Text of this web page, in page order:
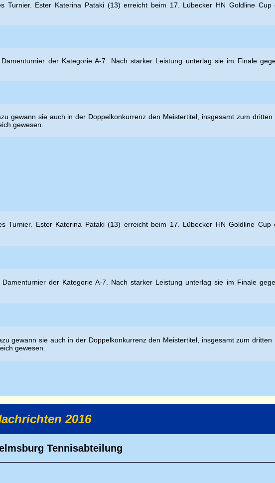
Turnier. Ester Katerina Pataki (13) erreicht beim 17. Lübecker HN Goldline
der Kategorie A-7. Nach starker Leistung unterlag sie im Finale
gewann sie auch in der Doppelkonkurrenz den Meistertitel, insgesamt zum
gewesen.
Turnier. Ester Katerina Pataki (13) erreicht beim 17. Lübecker HN Goldline
der Kategorie A-7. Nach starker Leistung unterlag sie im Finale
gewann sie auch in der Doppelkonkurrenz den Meistertitel, insgesamt zum
gewesen.
2016
Tennisabteilung